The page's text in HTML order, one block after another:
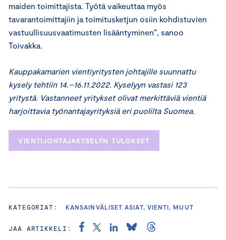
maiden toimittajista. Työtä vaikeuttaa myös
tavarantoimittajiin ja toimitusketjun osiin kohdistuvien
vastuullisuusvaatimusten lisääntyminen”, sanoo
Toivakka.
Kauppakamarien vientiyritysten johtajille suunnattu
kysely tehtiin 14.–16.11.2022. Kyselyyn vastasi 123
yritystä. Vastanneet yritykset olivat merkittäviä vientiä
harjoittavia työnantajayrityksiä eri puolilta Suomea.
VIENTIJOHTAJAKYSELYN TULOKSET
KATEGORIAT: KANSAINVÄLISET ASIAT, VIENTI, MUUT
JAA ARTIKKELI: